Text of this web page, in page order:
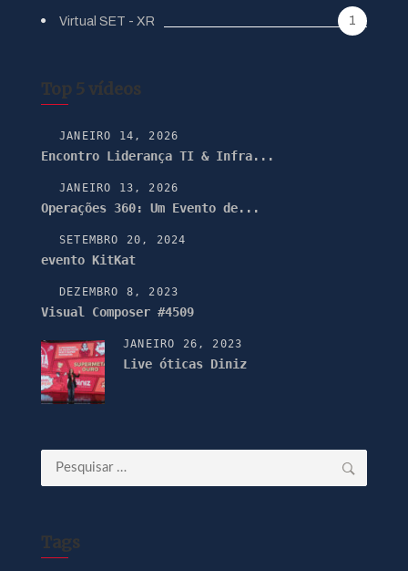
Virtual SET - XR 1
Top 5 vídeos
JANEIRO 14, 2026
Encontro Liderança TI & Infra...
JANEIRO 13, 2026
Operações 360: Um Evento de...
SETEMBRO 20, 2024
evento KitKat
DEZEMBRO 8, 2023
Visual Composer #4509
JANEIRO 26, 2023
Live óticas Diniz
Pesquisar
por:
Tags